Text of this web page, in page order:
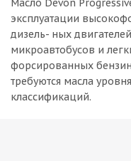
Масло Devon
эксплуатации
дизель- ных
микроавтобусов и
форсированных
требуются масла
классификаций.